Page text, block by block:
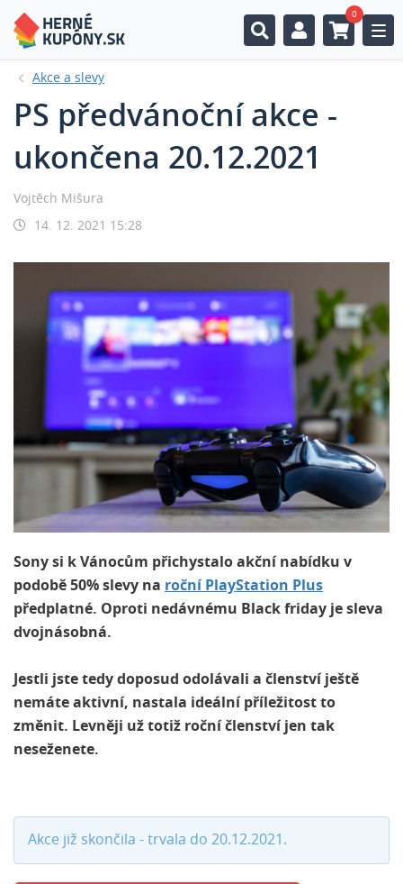
0
Akce a slevy
PS předvánoční akce -
ukončena 20.12.2021
Vojtěch Mišura
14. 12. 2021 15:28
Sony si k Vánocům přichystalo akční nabídku v
podobě 50% slevy na roční PlayStation Plus
předplatné. Oproti nedávnému Black friday je sleva
dvojnásobná.
Jestli jste tedy doposud odolávali a členství ještě
nemáte aktivní, nastala ideální příležitost to
změnit. Levněji už totiž roční členství jen tak
neseženete.
Akce již skončila - trvala do 20.12.2021.